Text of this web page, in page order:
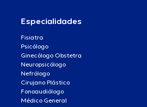
Especialidades
Fisiatra
Psicólogo
Ginecólogo Obstetra
Neuropsicólogo
Nefrólogo
Cirujano Plástico
Fonoaudiólogo
Médico General